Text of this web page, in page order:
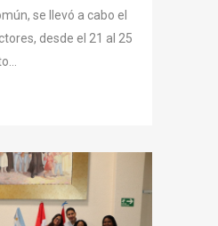
se llevó a cabo el
desde el 21 al 25